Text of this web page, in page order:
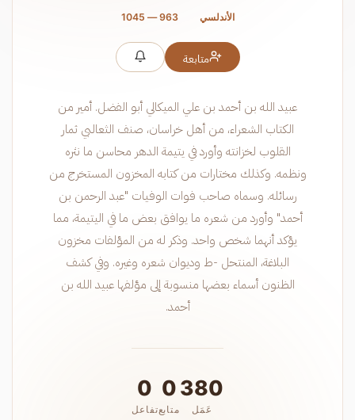
الأندلسي 963 — 1045
متابعة
عبيد الله بن أحمد بن علي الميكالي أبو الفضل. أمير من
الكتاب الشعراء، من أهل خراسان، صنف الثعالبي ثمار
القلوب لخزانته وأورد في يتيمة الدهر محاسن ما نثره
ونظمه. وكذلك مختارات من كتابه المخزون المستخرج من
رسائله. وسماه صاحب فوات الوفيات "عبد الرحمن بن
أحمد" وأورد من شعره ما يوافق بعض ما في اليتيمة، مما
يؤكد أنهما شخص واحد. وذكر له من المؤلفات مخزون
البلاغة، المنتحل -ط وديوان شعره وغيره. وفي كشف
الظنون أسماء بعضها منسوبة إلى مؤلفها عبيد الله بن
أحمد.
380
عَمَل
0
متابع
0
تفاعل